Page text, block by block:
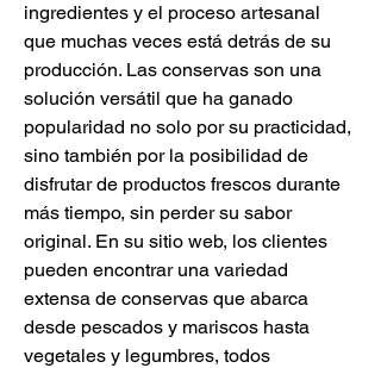
ingredientes y el proceso artesanal
que muchas veces está detrás de su
producción. Las conservas son una
solución versátil que ha ganado
popularidad no solo por su practicidad,
sino también por la posibilidad de
disfrutar de productos frescos durante
más tiempo, sin perder su sabor
original. En su sitio web, los clientes
pueden encontrar una variedad
extensa de conservas que abarca
desde pescados y mariscos hasta
vegetales y legumbres, todos